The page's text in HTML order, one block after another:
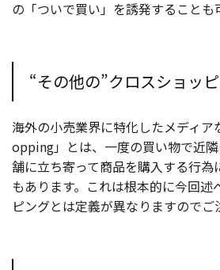
の「ついで買い」を誘発することも
“その他の”クロスショッ
海外の小売業界に特化したメディア
opping」とは、一度の買い物で近
舗に立ち寄って商品を購入する行為
もあります。これは根本的に今回述
ピングとは定義が異なりますのでご